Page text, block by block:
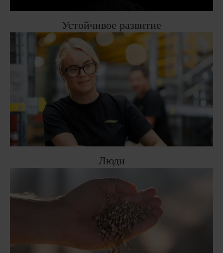
Устойчивое развитие
Люди